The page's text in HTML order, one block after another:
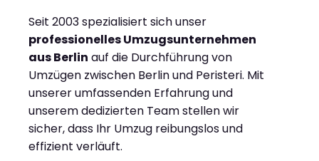
Seit 2003 spezialisiert sich unser
professionelles Umzugsunternehmen
aus Berlin auf die Durchführung von
Umzügen zwischen Berlin und Peristeri. Mit
unserer umfassenden Erfahrung und
unserem dedizierten Team stellen wir
sicher, dass Ihr Umzug reibungslos und
effizient verläuft.